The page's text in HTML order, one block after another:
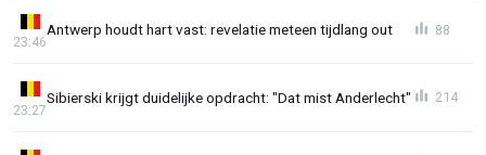
Antwerp houdt hart vast: revelatie meteen tijdlang out
23:46
88
Sibierski krijgt duidelijke opdracht: "Dat mist Anderlecht"
23:27
214